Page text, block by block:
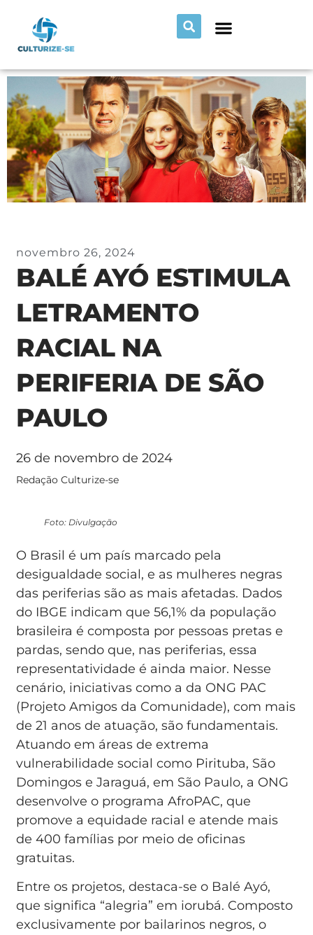
novembro 26, 2024
BALÉ AYÓ ESTIMULA
LETRAMENTO
RACIAL NA
PERIFERIA DE SÃO
PAULO
26 de novembro de 2024
Redação Culturize-se
Foto: Divulgação
O Brasil é um país marcado pela
desigualdade social, e as mulheres negras
das periferias são as mais afetadas. Dados
do IBGE indicam que 56,1% da população
brasileira é composta por pessoas pretas e
pardas, sendo que, nas periferias, essa
representatividade é ainda maior. Nesse
cenário, iniciativas como a da ONG PAC
(Projeto Amigos da Comunidade), com mais
de 21 anos de atuação, são fundamentais.
Atuando em áreas de extrema
vulnerabilidade social como Pirituba, São
Domingos e Jaraguá, em São Paulo, a ONG
desenvolve o programa AfroPAC, que
promove a equidade racial e atende mais
de 400 famílias por meio de oficinas
gratuitas.
Entre os projetos, destaca-se o Balé Ayó,
que significa “alegria” em iorubá. Composto
exclusivamente por bailarinos negros, o